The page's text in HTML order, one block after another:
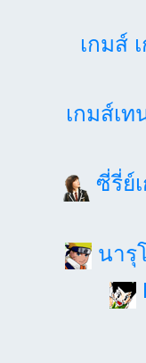
เกมส์
เกมส์เ
ซี่รี่ย์
นารุ